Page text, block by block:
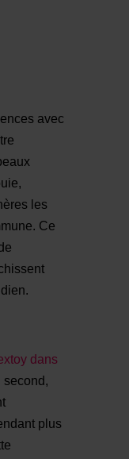
avec
les
Ce
dans
second,
plus